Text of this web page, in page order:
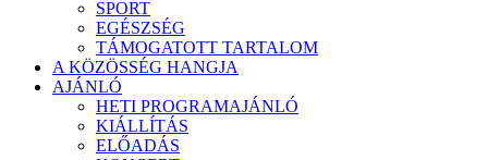
SPORT
EGÉSZSÉG
TÁMOGATOTT TARTALOM
A KÖZÖSSÉG HANGJA
AJÁNLÓ
HETI PROGRAMAJÁNLÓ
KIÁLLÍTÁS
ELŐADÁS